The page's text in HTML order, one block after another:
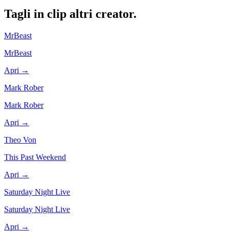
Tagli in clip altri creator.
MrBeast
MrBeast
Apri →
Mark Rober
Mark Rober
Apri →
Theo Von
This Past Weekend
Apri →
Saturday Night Live
Saturday Night Live
Apri →